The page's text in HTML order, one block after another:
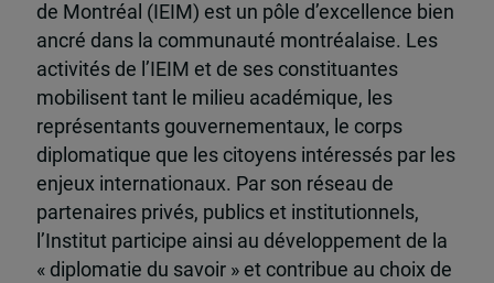
de Montréal (IEIM) est un pôle d’excellence bien
ancré dans la communauté montréalaise. Les
activités de l’IEIM et de ses constituantes
mobilisent tant le milieu académique, les
représentants gouvernementaux, le corps
diplomatique que les citoyens intéressés par les
enjeux internationaux. Par son réseau de
partenaires privés, publics et institutionnels,
l’Institut participe ainsi au développement de la
« diplomatie du savoir » et contribue au choix de